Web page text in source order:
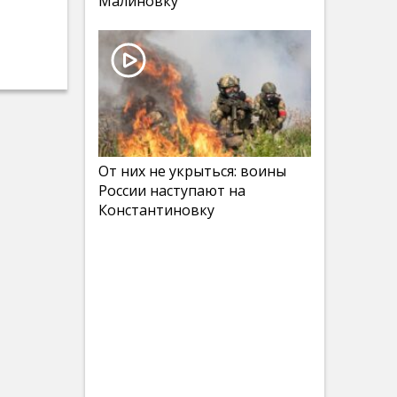
От них не укрыться: воины
России наступают на
Константиновку